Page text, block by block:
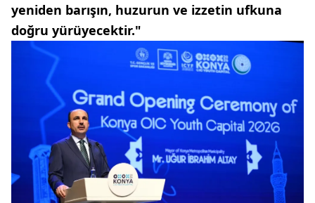
yeniden barışın, huzurun ve izzetin ufkuna
doğru yürüyecektir."